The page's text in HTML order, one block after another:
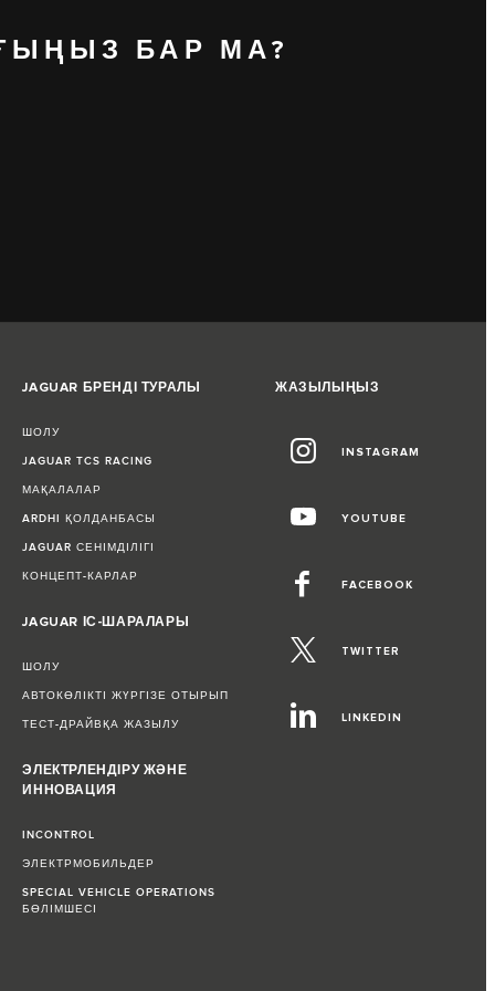
БАР МА?
JAGUAR БРЕНДІ ТУРАЛЫ
ШОЛУ
JAGUAR TCS RACING
МАҚАЛАЛАР
ARDHI ҚОЛДАНБАСЫ
JAGUAR СЕНІМДІЛІГІ
КОНЦЕПТ-КАРЛАР
JAGUAR ІС-ШАРАЛАРЫ
ШОЛУ
АВТОКӨЛІКТІ ЖҮРГІЗЕ ОТЫРЫП
ТЕСТ-ДРАЙВҚА ЖАЗЫЛУ
ЭЛЕКТРЛЕНДІРУ ЖӘНЕ
ИННОВАЦИЯ
INCONTROL
ЭЛЕКТРМОБИЛЬДЕР
SPECIAL VEHICLE OPERATIONS
БӨЛІМШЕСІ
ЖАЗЫЛЫҢЫЗ
INSTAGRAM
YOUTUBE
FACEBOOK
TWITTER
LINKEDIN